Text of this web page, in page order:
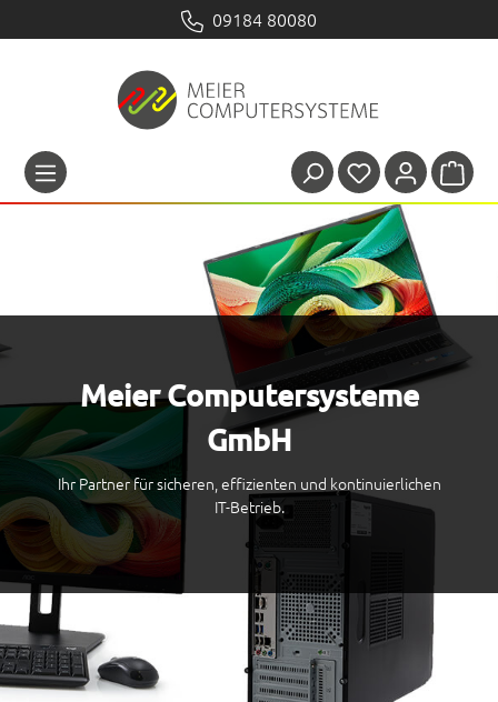
09184 80080
Meier Computersysteme
GmbH
Ihr Partner für sicheren, effizienten und kontinuierlichen
IT-Betrieb.